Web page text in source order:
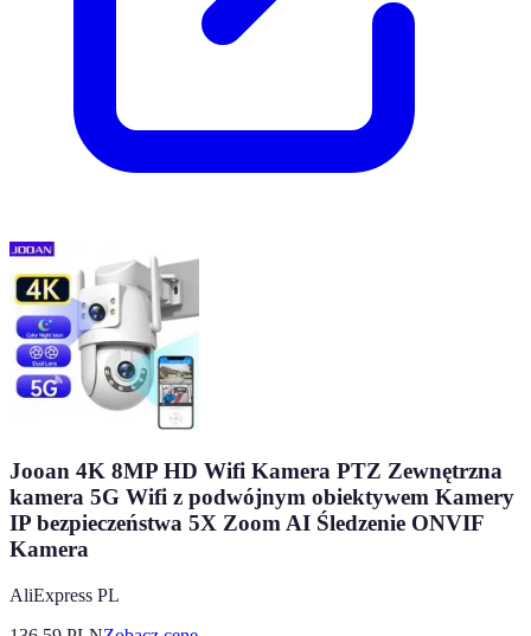
Jooan 4K 8MP HD Wifi Kamera PTZ Zewnętrzna
kamera 5G Wifi z podwójnym obiektywem Kamery
IP bezpieczeństwa 5X Zoom AI Śledzenie ONVIF
Kamera
AliExpress PL